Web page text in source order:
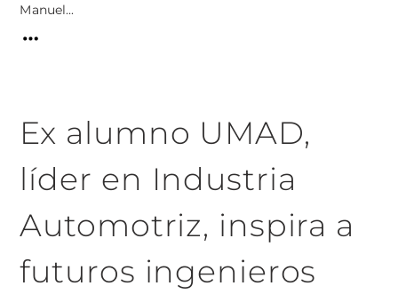
Manuel...
Ex alumno UMAD,
líder en Industria
Automotriz, inspira a
futuros ingenieros